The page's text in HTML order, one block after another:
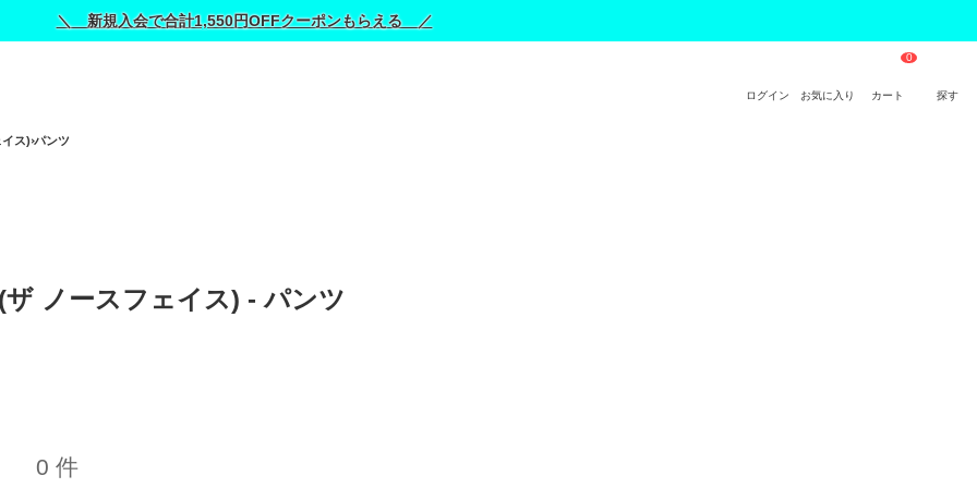
＼ 新規入会で合計1,550円OFFクーポンもらえる ／
ログイン お気に入り カート 探す
ス) パンツ
ノースフェイス) - パンツ
0 件